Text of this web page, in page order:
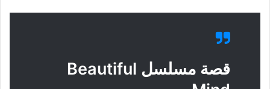
قصة مسلسل Beautiful